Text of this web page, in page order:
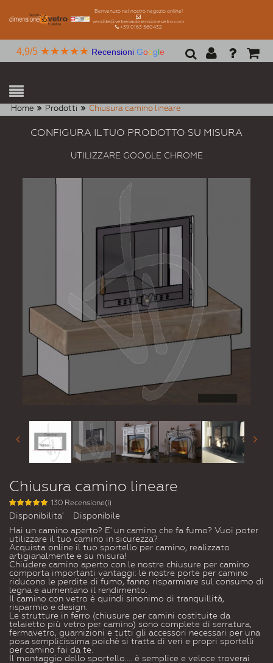
Benvenuto nel nostro negozio online!
vendite@vetreriadimensionevetro.com
+39 0163 560432
4,9/5 ★★★★★ Recensioni Google
Home Prodotti Chiusura camino lineare
CONFIGURA IL TUO PRODOTTO SU MISURA
UTILIZZARE GOOGLE CHROME
Chiusura camino lineare
130 Recensione(i)
Disponibilita'
Disponibile
Hai un camino aperto? E' un camino che fa fumo? Vuoi poter
utilizzare il tuo camino in sicurezza?
Acquista online il tuo sportello per camino, realizzato
artigianalmente e su misura!
Chiudere camino aperto con le nostre chiusure per camino
comporta importanti vantaggi: le nostre porte per camino
riducono le perdite di fumo, fanno risparmiare sul consumo di
legna e aumentano il rendimento.
Il camino con vetro è quindi sinonimo di tranquillità,
risparmio e design.
Le strutture in ferro (chiusure per camini costituite da
telaietto più vetro per camino) sono complete di serratura,
fermavetro, guarnizioni e tutti gli accessori necessari per una
posa semplicissima poichè si tratta di veri e propri sportelli
per camino fai da te.
Il montaggio dello sportello.... è semplice e veloce troverai